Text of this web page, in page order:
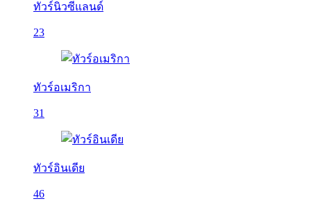
ทัวร์นิวซีแลนด์
23
ทัวร์อเมริกา
31
ทัวร์อินเดีย
46